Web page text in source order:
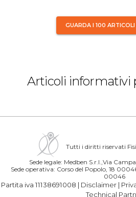
GUARDA I 100 ARTICOLI
Articoli informativi
Tutti i diritti riservati
Sede legale: Medben S.r.l.,Via
Sede operativa: Corso del Popolo, 18
00046
Partita iva 11138691008 | Disclaimer |
Technical